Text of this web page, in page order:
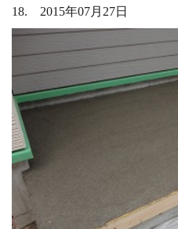
18. 2015年07月27日